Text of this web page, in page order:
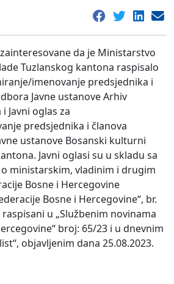
da je Ministarstvo
Tuzlanskog kantona raspisalo
imenovanje predsjednika i
Javne ustanove Arhiv
Javni oglas za
predsjednika i članova
ustanove Bosanski kulturni
Javni oglasi su u skladu sa
ministarskim, vladinim i drugim
Bosne i Hercegovine
Bosne i Hercegovine“, br.
u „Službenim novinama
broj: 65/23 i u dnevnim
objavljenim dana 25.08.2023.